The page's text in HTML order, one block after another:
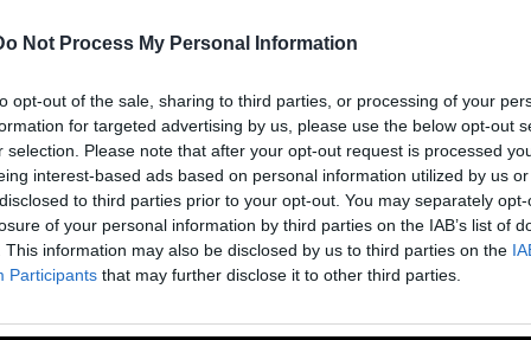
Not Process My Personal Information
opt-out of the sale, sharing to third parties, or processing of your
for targeted advertising by us, please use the below opt-out
selection. Please note that after your opt-out request is processed
interest-based ads based on personal information utilized by us
to third parties prior to your opt-out. You may separately
of your personal information by third parties on the IAB’s list of
This information may also be disclosed by us to third parties on the
Participants that may further disclose it to other third parties.
Πολιτισμού Ίδρυμα Σταύρος Νιάρχος
όλους όσοι θέλουν να γνωρίσουν το
της αναρρίχησης, σε μια νέα εμπειρία. Ένας
Αναρρίχησης με δύο κατασκευές, σε
στεγασμένο σημείο, προστατευμένο από
περιμένει τους λάτρεις της αναρρίχησης,
προκλήσεις για κάθε ηλικία και